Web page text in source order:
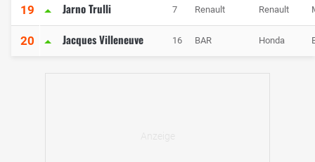
19 Jarno Trulli 7 Renault Renault
20 Jacques Villeneuve 16 BAR Honda